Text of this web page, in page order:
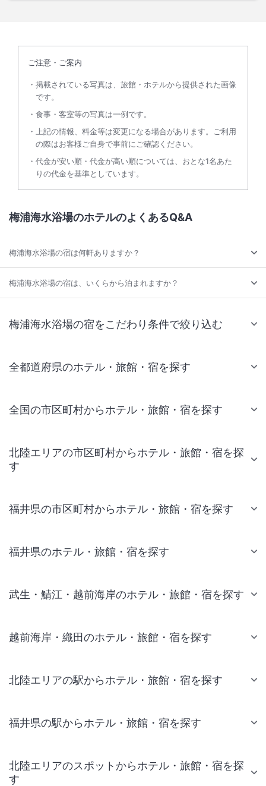
ご注意・ご案内
掲載されている写真は、旅館・ホテルから提供された画像
です。
食事・客室等の写真は一例です。
上記の情報、料金等は変更になる場合があります。ご利用
の際はお客様ご自身で事前にご確認ください。
代金が安い順・代金が高い順については、おとな1名あた
りの代金を基準としています。
梅浦海水浴場のホテルのよくあるQ&A
梅浦海水浴場の宿は何軒ありますか？
梅浦海水浴場の宿は、いくらから泊まれますか？
梅浦海水浴場の宿をこだわり条件で絞り込む
全都道府県のホテル・旅館・宿を探す
全国の市区町村からホテル・旅館・宿を探す
北陸エリアの市区町村からホテル・旅館・宿を探
す
福井県の市区町村からホテル・旅館・宿を探す
福井県のホテル・旅館・宿を探す
武生・鯖江・越前海岸のホテル・旅館・宿を探す
越前海岸・織田のホテル・旅館・宿を探す
北陸エリアの駅からホテル・旅館・宿を探す
福井県の駅からホテル・旅館・宿を探す
北陸エリアのスポットからホテル・旅館・宿を探
す